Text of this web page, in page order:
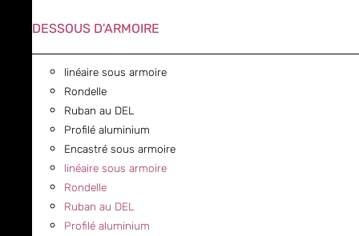
DESSOUS D'ARMOIRE
linéaire sous armoire
Rondelle
Ruban au DEL
Profilé aluminium
Encastré sous armoire
linéaire sous armoire
Rondelle
Ruban au DEL
Profilé aluminium